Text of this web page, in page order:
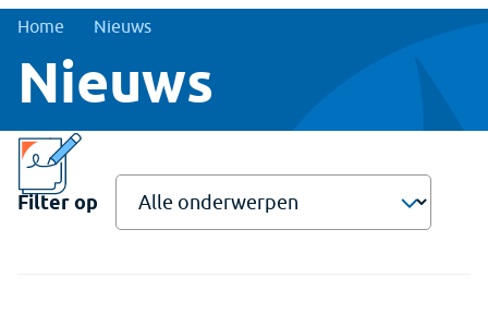
Kruimelpad
Home Nieuws
Nieuws
Filter op